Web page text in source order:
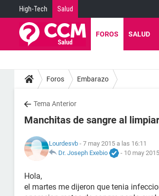
High-Tech Salud
FOROS SALUD
Foros Embarazo
Tema Anterior
Manchitas de sangre al
Lourdesvb - 7 may 2015 a las 16:11
Dr. Joseph Exebio
- 10 may
Hola,
el martes me dijeron que tenia